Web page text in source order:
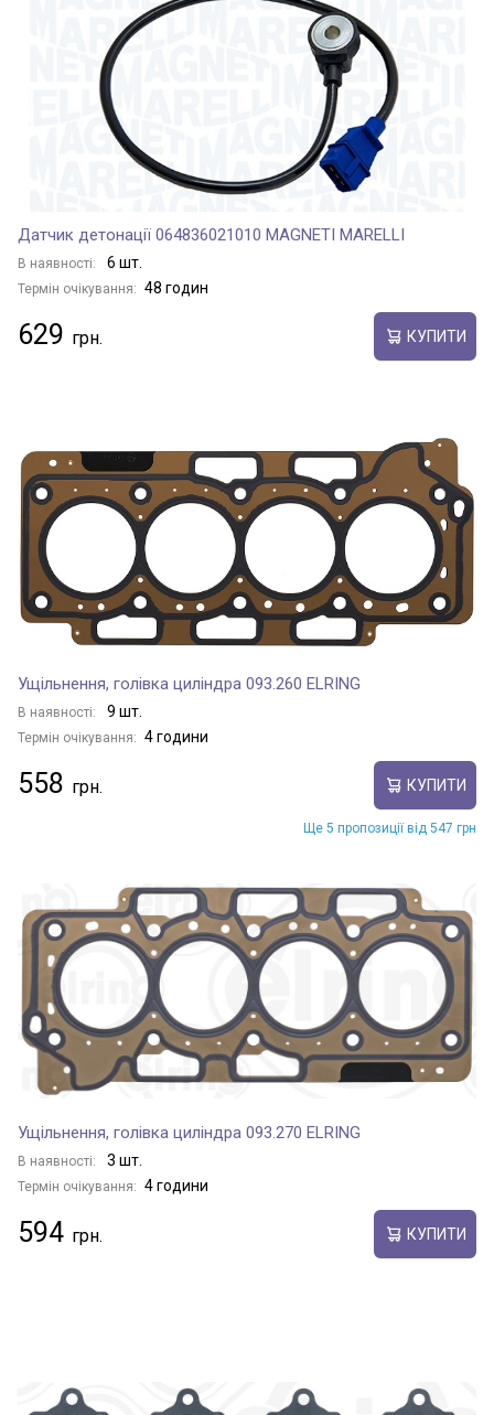
Датчик детонації 064836021010 MAGNETI MARELLI
В наявності: 6 шт.
Термін очікування: 48 годин
629 КУПИТИ
Ущільнення, голівка циліндра 093.260 ELRING
В наявності: 9 шт.
Термін очікування: 4 години
558 КУПИТИ
Ще 5 пропозиції від 547 грн
Ущільнення, голівка циліндра 093.270 ELRING
В наявності: 3 шт.
Термін очікування: 4 години
594 КУПИТИ